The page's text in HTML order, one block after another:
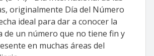
originalmente Día del Número
ideal para dar a conocer la
de un número que no tiene fin y
en muchas áreas del